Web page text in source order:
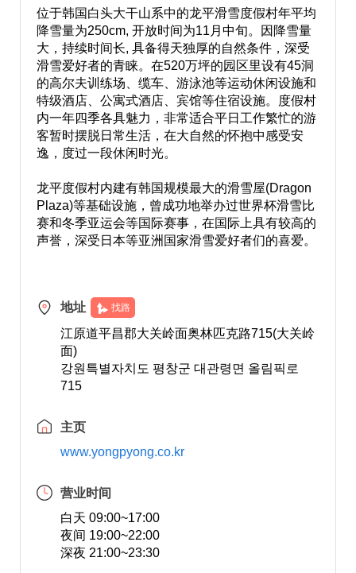
位于韩国白头大干山系中的龙平滑雪度假村年平均
降雪量为250cm, 开放时间为11月中旬。因降雪量
大，持续时间长, 具备得天独厚的自然条件，深受
滑雪爱好者的青睐。在520万坪的园区里设有45洞
的高尔夫训练场、缆车、游泳池等运动休闲设施和
特级酒店、公寓式酒店、宾馆等住宿设施。度假村
内一年四季各具魅力，非常适合平日工作繁忙的游
客暂时摆脱日常生活，在大自然的怀抱中感受安
逸，度过一段休闲时光。
龙平度假村内建有韩国规模最大的滑雪屋(Dragon
Plaza)等基础设施，曾成功地举办过世界杯滑雪比
赛和冬季亚运会等国际赛事，在国际上具有较高的
声誉，深受日本等亚洲国家滑雪爱好者们的喜爱。
地址 找路
江原道平昌郡大关岭面奥林匹克路715(大关岭
面)
강원특별자치도 평창군 대관령면 올림픽로
715
主页
www.yongpyong.co.kr
营业时间
白天 09:00~17:00
夜间 19:00~22:00
深夜 21:00~23:30